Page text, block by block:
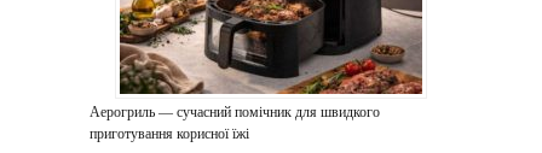
Аерогриль — сучасний помічник для швидкого
приготування корисної їжі